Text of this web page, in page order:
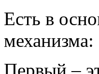
Есть в
механизма:
Первый –